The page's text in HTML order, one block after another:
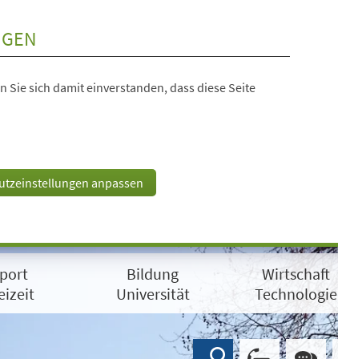
Sie sich damit einverstanden, dass diese Seite
anpassen
Bildung
Universität
Wirtschaft
Technologie